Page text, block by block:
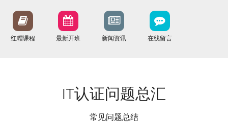
红帽课程 最新开班 新闻资讯 在线留言
IT认证问题总汇
常见问题总结